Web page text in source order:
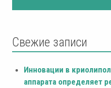
Свежие записи
Инновации в
аппарата определяет